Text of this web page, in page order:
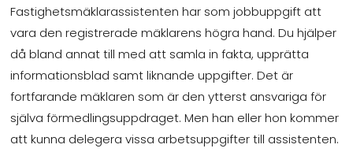
Fastighetsmäklarassistenten har som jobbuppgift att
vara den registrerade mäklarens högra hand. Du hjälper
då bland annat till med att samla in fakta, upprätta
informationsblad samt liknande uppgifter. Det är
fortfarande mäklaren som är den ytterst ansvariga för
själva förmedlingsuppdraget. Men han eller hon kommer
att kunna delegera vissa arbetsuppgifter till assistenten.